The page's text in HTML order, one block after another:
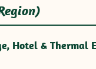
Hotel & Thermal